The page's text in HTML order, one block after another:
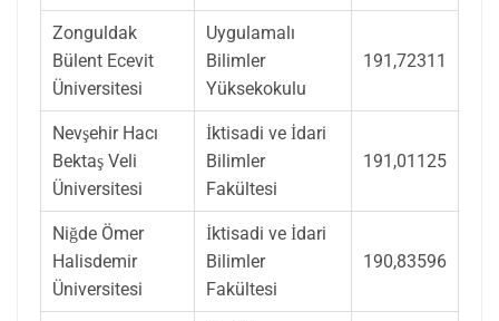
Zonguldak
Bülent Ecevit
Üniversitesi
Uygulamalı
Bilimler
Yüksekokulu
191,72311
Nevşehir Hacı
Bektaş Veli
Üniversitesi
İktisadi ve İdari
Bilimler
Fakültesi
191,01125
Niğde Ömer
Halisdemir
Üniversitesi
İktisadi ve İdari
Bilimler
Fakültesi
190,83596